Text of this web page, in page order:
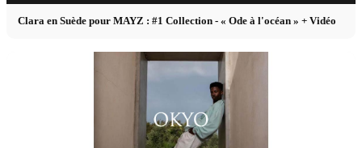
Clara en Suède pour MAYZ : #1 Collection - « Ode à l'océan » + Vidéo